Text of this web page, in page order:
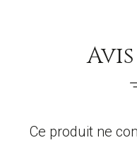
Ce produit ne